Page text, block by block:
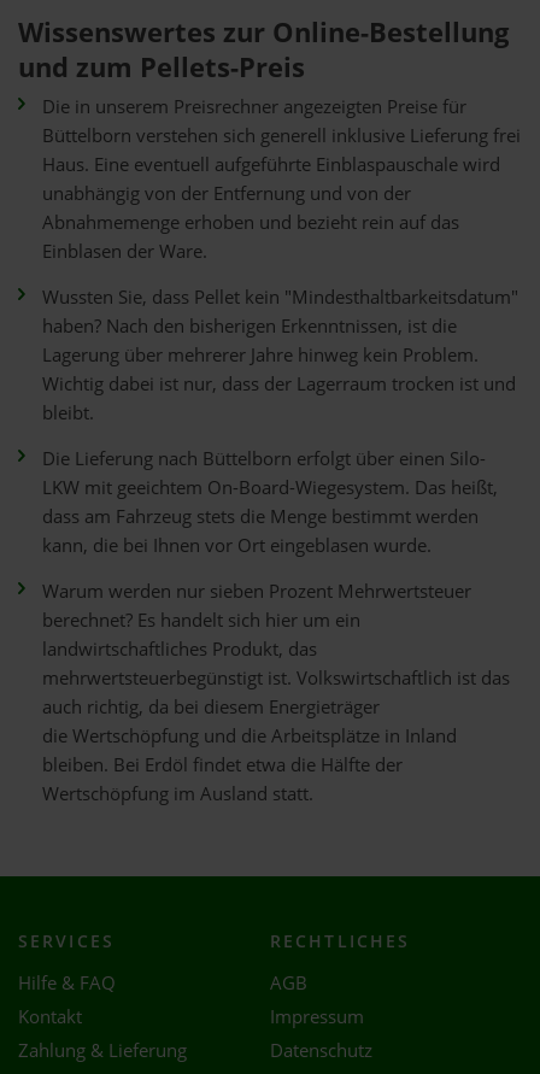
Wissenswertes zur Online-Bestellung
und zum Pellets-Preis
Die in unserem Preisrechner angezeigten Preise für
Büttelborn verstehen sich generell inklusive Lieferung frei
Haus. Eine eventuell aufgeführte Einblaspauschale wird
unabhängig von der Entfernung und von der
Abnahmemenge erhoben und bezieht rein auf das
Einblasen der Ware.
Wussten Sie, dass Pellet kein "Mindesthaltbarkeitsdatum"
haben? Nach den bisherigen Erkenntnissen, ist die
Lagerung über mehrerer Jahre hinweg kein Problem.
Wichtig dabei ist nur, dass der Lagerraum trocken ist und
bleibt.
Die Lieferung nach Büttelborn erfolgt über einen Silo-
LKW mit geeichtem On-Board-Wiegesystem. Das heißt,
dass am Fahrzeug stets die Menge bestimmt werden
kann, die bei Ihnen vor Ort eingeblasen wurde.
Warum werden nur sieben Prozent Mehrwertsteuer
berechnet? Es handelt sich hier um ein
landwirtschaftliches Produkt, das
mehrwertsteuerbegünstigt ist. Volkswirtschaftlich ist das
auch richtig, da bei diesem Energieträger
die Wertschöpfung und die Arbeitsplätze in Inland
bleiben. Bei Erdöl findet etwa die Hälfte der
Wertschöpfung im Ausland statt.
SERVICES
Hilfe & FAQ
Kontakt
Zahlung & Lieferung
RECHTLICHES
AGB
Impressum
Datenschutz